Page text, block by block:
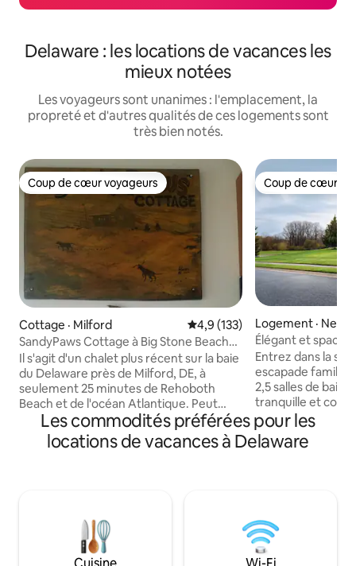
Delaware : les locations de vacances les
mieux notées
Les voyageurs sont unanimes : l'emplacement, la
propreté et d'autres qualités de ces logements sont
très bien notés.
Coup de cœur voyageurs
Coup de cœur voyageurs
Cottage · Milford Note moyenne de 4,9 sur 5,
4,9 (133)
SandyPaws Cottage à Big Stone Beach
sur la baie de DE
Il s'agit d'un chalet plus récent sur la baie
du Delaware près de Milford, DE, à
seulement 25 minutes de Rehoboth
Beach et de l'océan Atlantique. Peut
accueillir 4 personnes, 2 chambres, 1
salle de bain, un lit double et un lit queen
Conservancy. Admirez le lever du soleil
sur la baie et le coucher du soleil sur le
magnifique marais rempli de
Coup de cœur
Coup de cœur
Logement ·
Élégant et
20 min de
Entrez dans la
escapade
2,5 salles de bain
tranquille et
promet une
accès rapide à l'I-
courte distance
confort moderne
commodités vous
3 chambres
Les commodités préférées pour les
locations de vacances à Delaware